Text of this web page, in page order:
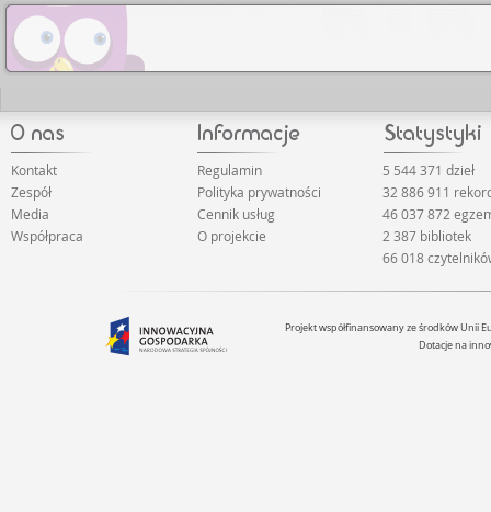
Kontakt
Zespół
Media
Współpraca
Regulamin
Polityka prywatności
Cennik usług
O projekcie
5 544 371 dzieł
32 886 911
46 037 872
2 387 bibliotek
66 018
Projekt współfinansowany ze środków Unii
Dotacje na